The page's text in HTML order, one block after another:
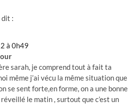
dit :
à 0h49
sarah, je comprend tout à fait ta
même j’ai vécu la même situation que
se sent forte,en forme, on a une bonne
le matin , surtout que c’est un